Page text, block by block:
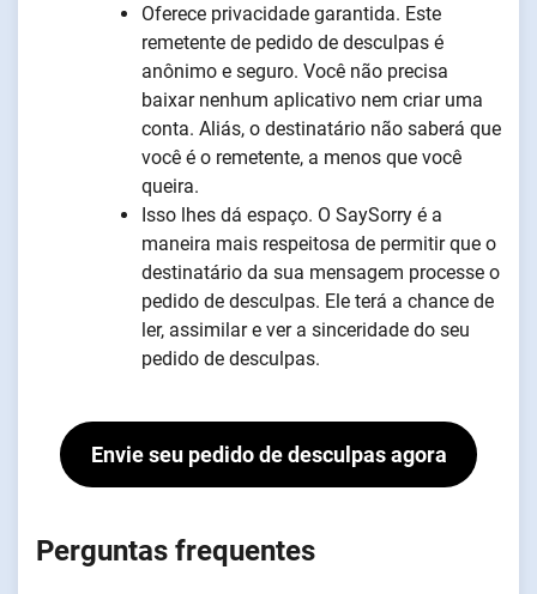
Oferece privacidade garantida. Este
remetente de pedido de desculpas é
anônimo e seguro. Você não precisa
baixar nenhum aplicativo nem criar uma
conta. Aliás, o destinatário não saberá que
você é o remetente, a menos que você
queira.
Isso lhes dá espaço. O SaySorry é a
maneira mais respeitosa de permitir que o
destinatário da sua mensagem processe o
pedido de desculpas. Ele terá a chance de
ler, assimilar e ver a sinceridade do seu
pedido de desculpas.
Envie seu pedido de desculpas agora
Perguntas frequentes